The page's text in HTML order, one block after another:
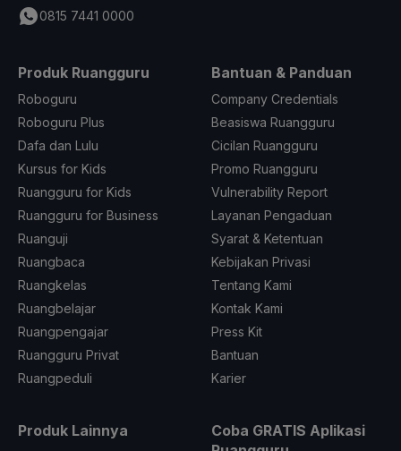
0815 7441 0000
Produk Ruangguru
Roboguru
Roboguru Plus
Dafa dan Lulu
Kursus for Kids
Ruangguru for Kids
Ruangguru for Business
Ruanguji
Ruangbaca
Ruangkelas
Ruangbelajar
Ruangpengajar
Ruangguru Privat
Ruangpeduli
Bantuan & Panduan
Company Credentials
Beasiswa Ruangguru
Cicilan Ruangguru
Promo Ruangguru
Vulnerability Report
Layanan Pengaduan
Syarat & Ketentuan
Kebijakan Privasi
Tentang Kami
Kontak Kami
Press Kit
Bantuan
Karier
Produk Lainnya
Coba GRATIS Aplikasi